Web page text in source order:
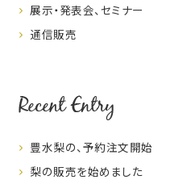
展示・発表会、セミナー
通信販売
豊水梨の、予約注文開始
梨の販売を始めました